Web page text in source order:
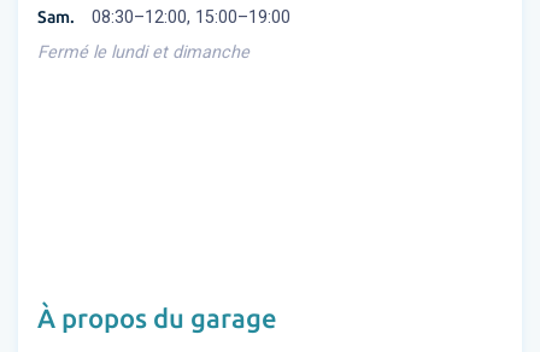
Sam.
08:30–12:00, 15:00–19:00
Fermé le lundi et dimanche
À propos du garage